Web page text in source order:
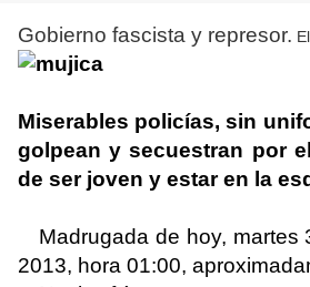
Gobierno fascista y represor.
Miserables policías, sin
golpean y secuestran por
de ser joven y estar en la
Madrugada de hoy, martes
2013, hora 01:00,